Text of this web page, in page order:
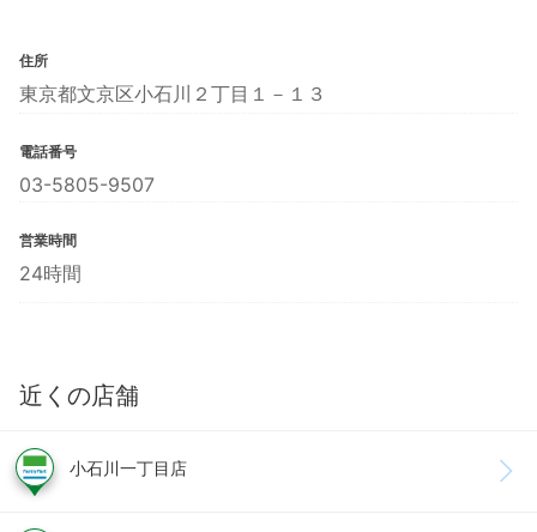
住所
東京都文京区小石川２丁目１－１３
電話番号
03-5805-9507
営業時間
24時間
近くの店舗
小石川一丁目店